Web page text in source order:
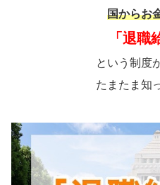
国からお
「退職
という制度
たまたま知